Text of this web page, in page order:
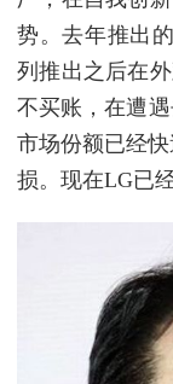
势。去年推出
列推出之后在
不买账，在遭
市场份额已经
损。现在LG已